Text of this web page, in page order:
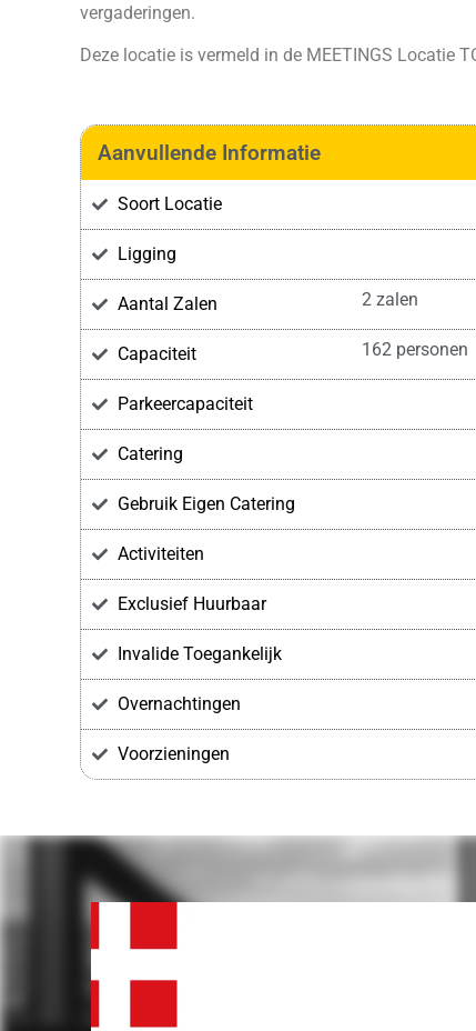
vergaderingen.
Deze locatie is vermeld in de MEETINGS Locatie
Aanvullende Informatie
Soort Locatie
Ligging
Aantal Zalen 2 zalen
Capaciteit 162 personen
Parkeercapaciteit
Catering
Gebruik Eigen Catering
Activiteiten
Exclusief Huurbaar
Invalide Toegankelijk
Overnachtingen
Voorzieningen